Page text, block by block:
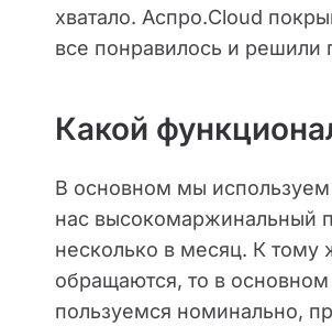
хватало. Аспро.Cloud
все понравилось и решили
Какой
В основном мы используем
нас высокомаржинальный
несколько в месяц. К тому
обращаются, то в
пользуемся номинально,